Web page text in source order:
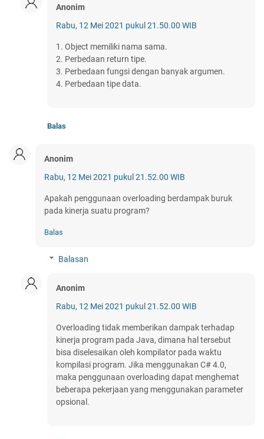
Anonim
Rabu, 12 Mei 2021 pukul 21.50.00 WIB
1. Object memiliki nama sama.
2. Perbedaan return tipe.
3. Perbedaan fungsi dengan banyak argumen.
4. Perbedaan tipe data.
Balas
Anonim
Rabu, 12 Mei 2021 pukul 21.52.00 WIB
Apakah penggunaan overloading berdampak buruk
pada kinerja suatu program?
Balas
Balasan
Anonim
Rabu, 12 Mei 2021 pukul 21.52.00 WIB
Overloading tidak memberikan dampak terhadap
kinerja program pada Java, dimana hal tersebut
bisa diselesaikan oleh kompilator pada waktu
kompilasi program. Jika menggunakan C# 4.0,
maka penggunaan overloading dapat menghemat
beberapa pekerjaan yang menggunakan parameter
opsional.